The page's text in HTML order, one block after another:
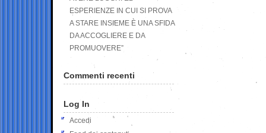
ESPERIENZE IN CUI SI PROVA
A STARE INSIEME È UNA SFIDA
DA ACCOGLIERE E DA
PROMUOVERE”
Commenti recenti
Log In
Accedi